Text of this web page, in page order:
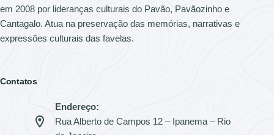
em 2008 por lideranças culturais do Pavão, Pavãozinho e
Cantagalo. Atua na preservação das memórias, narrativas e
expressões culturais das favelas.
Contatos
Endereço:
Rua Alberto de Campos 12 – Ipanema – Rio